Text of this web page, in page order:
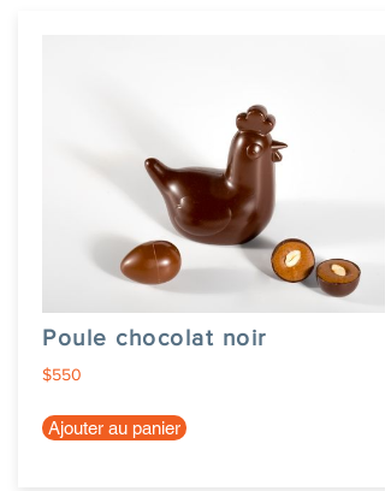
Poule chocolat noir
$550
Ajouter au panier